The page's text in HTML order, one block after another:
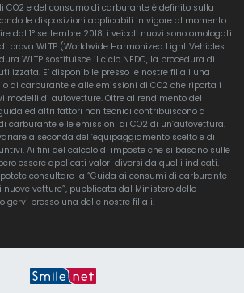
CO2 e del consumo di carburante è definito sulla
le disposizioni applicabili in vigore al momento
dal 1° settembre 2018, i veicoli nuovi sono omologati
prova WLTP (Worldwide Harmonized Light Vehicles
WLTP sostituisce il ciclo NEDC, la procedura di
E’ disponibile presso le nostre filiali una
di carburante e alle emissioni di CO2 che riporta i
modelli di autovetture. Oltre al rendimento del
ed altri fattori non tecnici contribuiscono a
carburante e le emissioni di CO2 di un’autovettura. I
a seconda dell’equipaggiamento scelto e di
Ai fini del calcolo di imposte che si basano sulle
essere applicati valori diversi da quelli indicati.
consultare la “Guida ai consumi di carburante
nuove vetture”, pubblicata dal Ministero dello
presso una delle nostre filiali.